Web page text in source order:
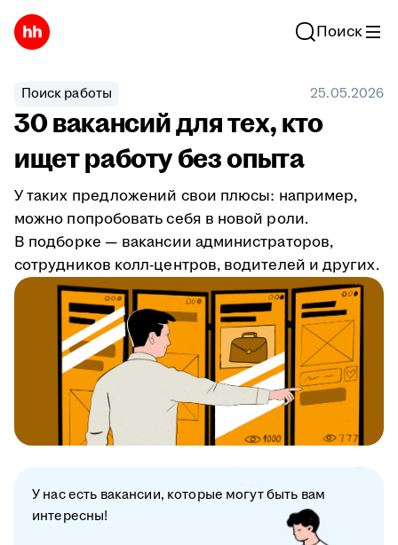
Поиск
Поиск работы 25.05.2026
30 вакансий для тех, кто
ищет работу без опыта
У таких предложений свои плюсы: например,
можно попробовать себя в новой роли.
В подборке — вакансии администраторов,
сотрудников колл-центров, водителей и других.
У нас есть вакансии, которые могут быть вам
интересны!